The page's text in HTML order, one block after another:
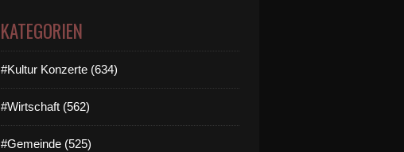
KATEGORIEN
#Kultur Konzerte (634)
#Wirtschaft (562)
#Gemeinde (525)